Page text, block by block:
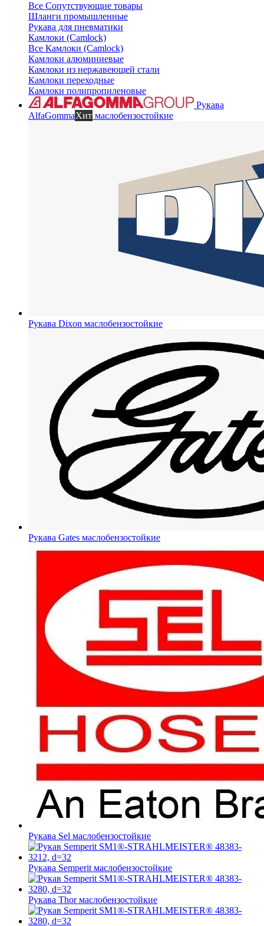
Все Сопутствующие товары
Шланги промышленные
Рукава для пневматики
Камлоки (Camlock)
Все Камлоки (Camlock)
Камлоки алюминиевые
Камлоки из нержавеющей стали
Камлоки переходные
Камлоки полипропиленовые
Рукава
AlfaGommaХит маслобензостойкие
Рукава Dixon маслобензостойкие
Рукава Gates маслобензостойкие
Рукава Sel маслобензостойкие
Рукава Semperit маслобензостойкие
Рукава Thorмаслобензостойкие